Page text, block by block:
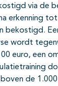
via de
erkenning
bekostigd.
wordt
euro, een
de